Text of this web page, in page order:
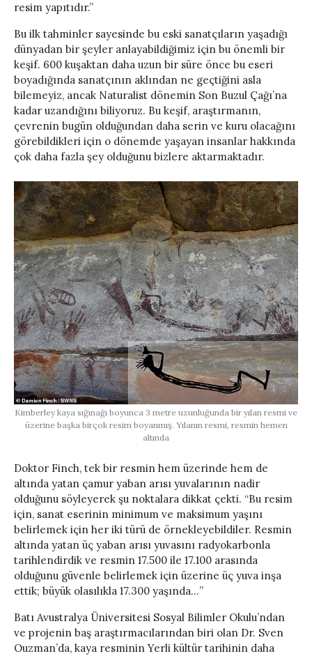
resim yapıtıdır.”
Bu ilk tahminler sayesinde bu eski sanatçıların yaşadığı
dünyadan bir şeyler anlayabildiğimiz için bu önemli bir
keşif. 600 kuşaktan daha uzun bir süre önce bu eseri
boyadığında sanatçının aklından ne geçtiğini asla
bilemeyiz, ancak Naturalist dönemin Son Buzul Çağı’na
kadar uzandığını biliyoruz. Bu keşif, araştırmanın,
çevrenin bugün olduğundan daha serin ve kuru olacağını
görebildikleri için o dönemde yaşayan insanlar hakkında
çok daha fazla şey olduğunu bizlere aktarmaktadır.
Kimberley kaya sığınağı boyunca 3 metre uzunluğunda bir yılan resmi ve
üzerine başka birçok resim boyanmış. Yılanın resmi, resmin hemen
altında
Doktor Finch, tek bir resmin hem üzerinde hem de
altında yatan çamur yaban arısı yuvalarının nadir
olduğunu söyleyerek şu noktalara dikkat çekti. “Bu resim
için, sanat eserinin minimum ve maksimum yaşını
belirlemek için her iki türü de örnekleyebildiler. Resmin
altında yatan üç yaban arısı yuvasını radyokarbonla
tarihlendirdik ve resmin 17.500 ile 17.100 arasında
olduğunu güvenle belirlemek için üzerine üç yuva inşa
ettik; büyük olasılıkla 17.300 yaşında…”
Batı Avustralya Üniversitesi Sosyal Bilimler Okulu’ndan
ve projenin baş araştırmacılarından biri olan Dr. Sven
Ouzman’da, kaya resminin Yerli kültür tarihinin daha